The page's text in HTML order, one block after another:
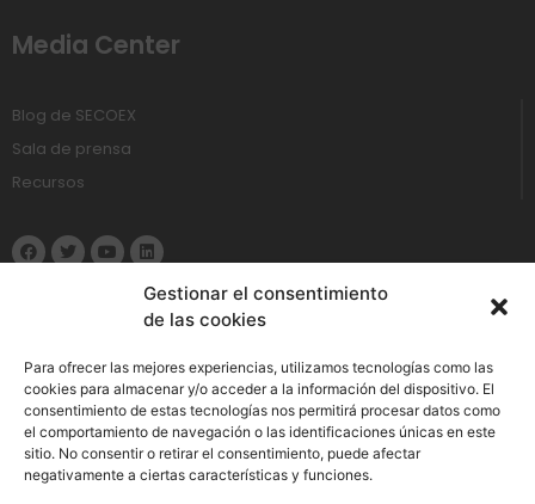
Gestionar el consentimiento
de las cookies
Para ofrecer las mejores experiencias, utilizamos tecnologías como las
cookies para almacenar y/o acceder a la información del dispositivo. El
consentimiento de estas tecnologías nos permitirá procesar datos como
el comportamiento de navegación o las identificaciones únicas en este
sitio. No consentir o retirar el consentimiento, puede afectar
negativamente a ciertas características y funciones.
Media Center
Blog de SECOEX
Sala de prensa
Recursos
Política de Privacidad
Aviso Legal
Política de cookies